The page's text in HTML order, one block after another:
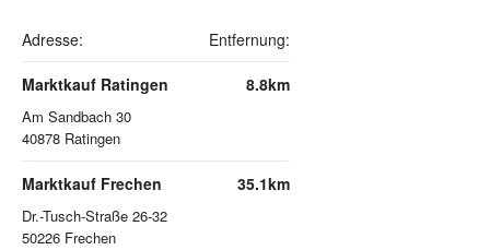
Adresse: Entfernung:
Marktkauf Ratingen
Am Sandbach 30
40878 Ratingen
8.8km
Marktkauf Frechen
Dr.-Tusch-Straße 26-32
50226 Frechen
35.1km